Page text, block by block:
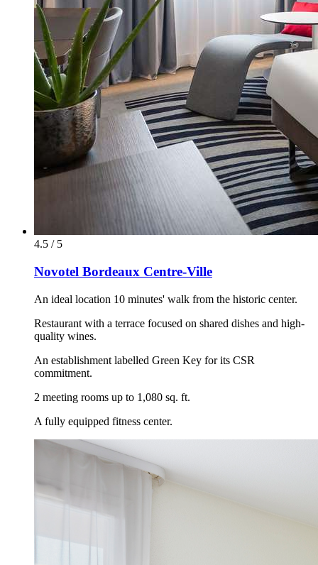
4.5 / 5
Novotel Bordeaux Centre-Ville
An ideal location 10 minutes' walk from the historic center.
Restaurant with a terrace focused on shared dishes and high-
quality wines.
An establishment labelled Green Key for its CSR
commitment.
2 meeting rooms up to 1,080 sq. ft.
A fully equipped fitness center.